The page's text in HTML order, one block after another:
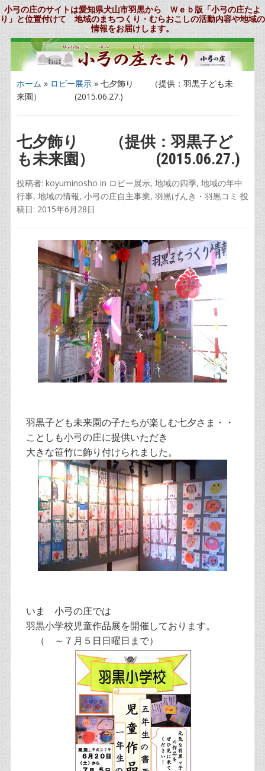
小弓の庄のサイトは愛知県犬山市羽黒から Ｗｅｂ版「小弓の庄たよ
り」と位置付けて 地域のまちつくり・むらおこしの活動内容や地域の
情報をお届けします。
ホーム » ロビー展示» 七夕飾り （提供：羽黒子ども未
来園） (2015.06.27.)
七夕飾り （提供：羽黒子ど
も未来園） (2015.06.27.)
投稿者: koyuminosho in ロビー展示, 地域の四季, 地域の年中
行事, 地域の情報, 小弓の庄自主事業, 羽黒げんき・羽黒コミ 投
稿日: 2015年6月28日
羽黒子ども未来園の子たちが楽しむ七夕さま・・
ことしも小弓の庄に提供いただき
大きな笹竹に飾り付けられました。
いま 小弓の庄では
羽黒小学校児童作品展を開催しております。
（ ～７月５日日曜日まで）